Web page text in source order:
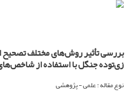
بررسی تأثیر روش‌های مختلف تصحیح
زی‌توده جنگل با استفاده از
نوع مقاله : علمی - پژوهشی